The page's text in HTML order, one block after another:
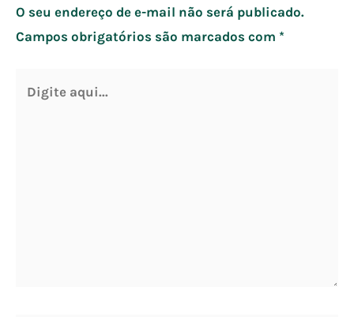
O seu endereço de e-mail não será publicado.
Campos obrigatórios são marcados com *
aqui...